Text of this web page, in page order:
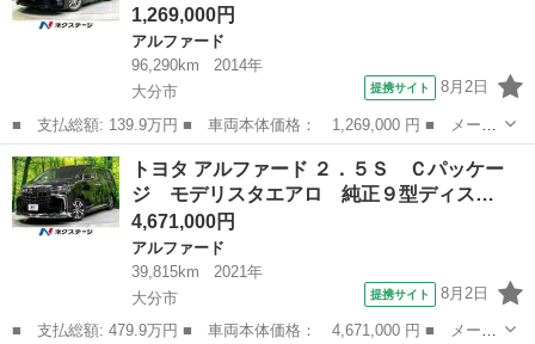
1,269,000円
アルファード
96,290km
2014年
大分市
提携サイト 8月2日
■ 支払総額: 139.9万円 ■ 車両本体価格： 1,269,000 円 ■ メーカ
ー名： トヨタ ■ 車種名： アルファード ■ グレード名： ２４
０Ｓ タイプゴールドＩＩ ＡＬＰＩＮＥ１０型ナビ 後席モニタ
ー バック...
大分 大分市 アルファード
トヨタ アルファード ２．５Ｓ Ｃパッケー
ジ モデリスタエアロ 純正９型ディス…
4,671,000円
アルファード
39,815km
2021年
大分市
提携サイト 8月2日
■ 支払総額: 479.9万円 ■ 車両本体価格： 4,671,000 円 ■ メーカ